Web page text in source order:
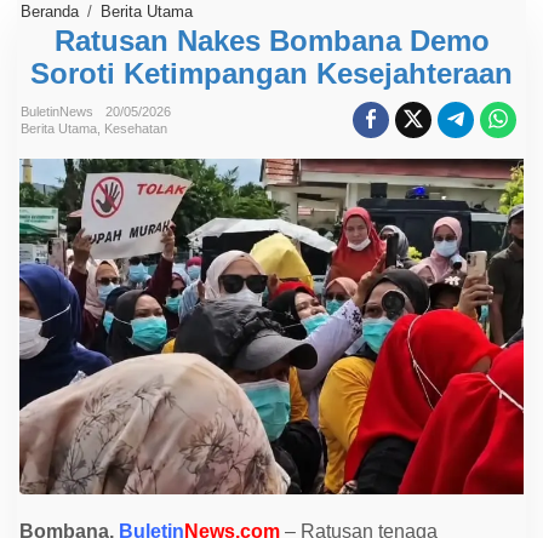
Beranda / Berita Utama
a
t
u
s
a
k
e
s
B
o
m
b
a
D
e
o
S
o
r
o
i
Ratusan Nakes Bombana Demo
Soroti Ketimpangan Kesejahteraan
BuletinNews
20/05/2026
Berita Utama Kesehatan
Bombana, Buletin News.com – Ratusan tenaga